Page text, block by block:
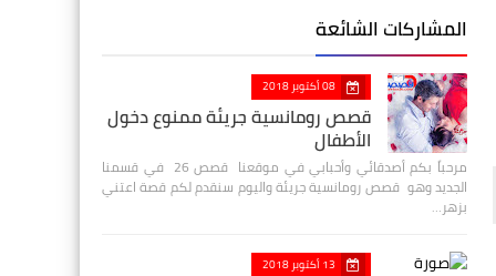
المشاركات الشائعة
08 أكتوبر 2018
قصص رومانسية جريئة ممنوع دخول
الأطفال
مرحباً بكم أصدقائي وأحبابي في موقعنا قصص 26 في قسمنا
الجديد وهو قصص رومانسية جريئة واليوم سنقدم لكم قصة اعتني
بزهر…
13 أكتوبر 2018